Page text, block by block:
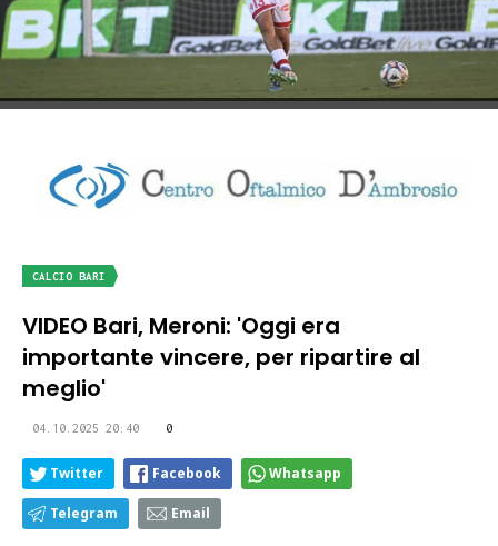
CALCIO BARI
VIDEO Bari, Meroni: 'Oggi era
importante vincere, per ripartire al
meglio'
04.10.2025 20:40 0
Twitter Facebook Whatsapp
Telegram Email